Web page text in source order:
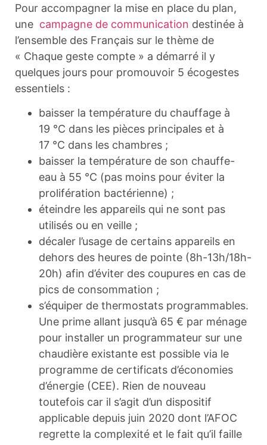
Pour accompagner la mise en place du plan,
une campagne de communication destinée à
l’ensemble des Français sur le thème de
« Chaque geste compte » a démarré il y
quelques jours pour promouvoir 5 écogestes
essentiels :
baisser la température du chauffage à
19 °C dans les pièces principales et à
17 °C dans les chambres ;
baisser la température de son chauffe-
eau à 55 °C (pas moins pour éviter la
prolifération bactérienne) ;
éteindre les appareils qui ne sont pas
utilisés ou en veille ;
décaler l’usage de certains appareils en
dehors des heures de pointe (8h-13h/18h-
20h) afin d’éviter des coupures en cas de
pics de consommation ;
s’équiper de thermostats programmables.
Une prime allant jusqu’à 65 € par ménage
pour installer un programmateur sur une
chaudière existante est possible via le
programme de certificats d’économies
d’énergie (CEE). Rien de nouveau
toutefois car il s’agit d’un dispositif
applicable depuis juin 2020 dont l’AFOC
regrette la complexité et le fait qu’il faille